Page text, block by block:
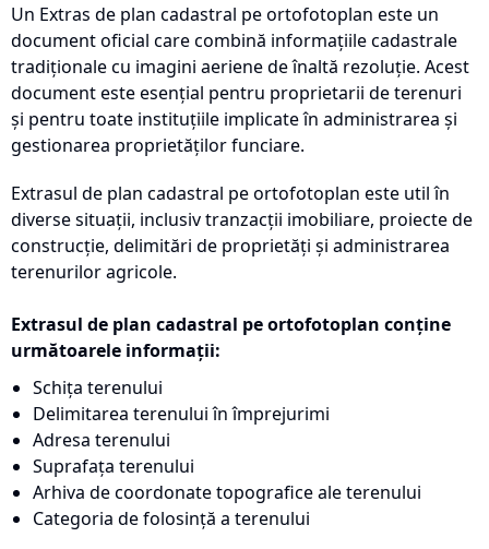
Un Extras de plan cadastral pe ortofotoplan este un
document oficial care combină informațiile cadastrale
tradiționale cu imagini aeriene de înaltă rezoluție. Acest
document este esențial pentru proprietarii de terenuri
și pentru toate instituțiile implicate în administrarea și
gestionarea proprietăților funciare.
Extrasul de plan cadastral pe ortofotoplan este util în
diverse situații, inclusiv tranzacții imobiliare, proiecte de
construcție, delimitări de proprietăți și administrarea
terenurilor agricole.
Extrasul de plan cadastral pe ortofotoplan conține
următoarele informații:
Schița terenului
Delimitarea terenului în împrejurimi
Adresa terenului
Suprafața terenului
Arhiva de coordonate topografice ale terenului
Categoria de folosință a terenului